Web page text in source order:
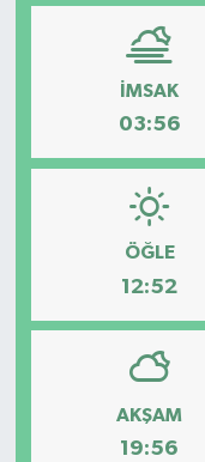
İMSAK
03:56
ÖĞLE
12:52
AKŞAM
19:56